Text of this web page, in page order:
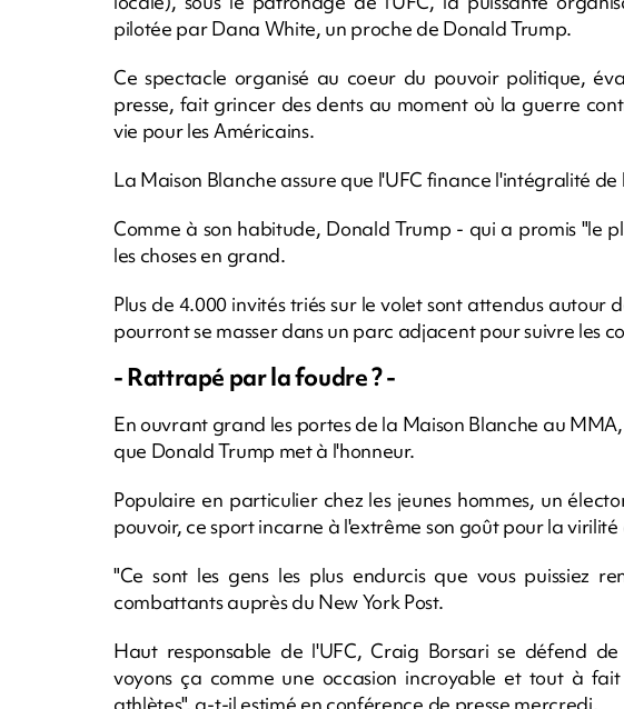
pilotée par Dana White, un proche de Donald Trump.
Ce spectacle organisé au coeur du pouvoir politique,
presse, fait grincer des dents au moment où la guerre
vie pour les Américains.
La Maison Blanche assure que l'UFC finance l'intégralité de
Comme à son habitude, Donald Trump - qui a promis "le
les choses en grand.
Plus de 4.000 invités triés sur le volet sont attendus autour
pourront se masser dans un parc adjacent pour suivre les
- Rattrapé par la foudre ? -
En ouvrant grand les portes de la Maison Blanche au
que Donald Trump met à l'honneur.
Populaire en particulier chez les jeunes hommes, un
pouvoir, ce sport incarne à l'extrême son goût pour la
"Ce sont les gens les plus endurcis que vous puissiez
combattants auprès du New York Post.
Haut responsable de l'UFC, Craig Borsari se défend
voyons ça comme une occasion incroyable et tout à
athlètes", a-t-il estimé en conférence de presse mercredi.